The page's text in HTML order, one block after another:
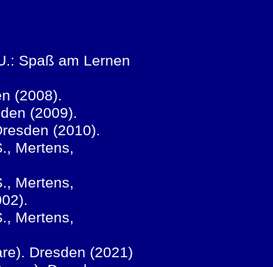
Spaß am Lernen
(2008).
(2009).
(2010).
Mertens,
Mertens,
Mertens,
Dresden (2021)